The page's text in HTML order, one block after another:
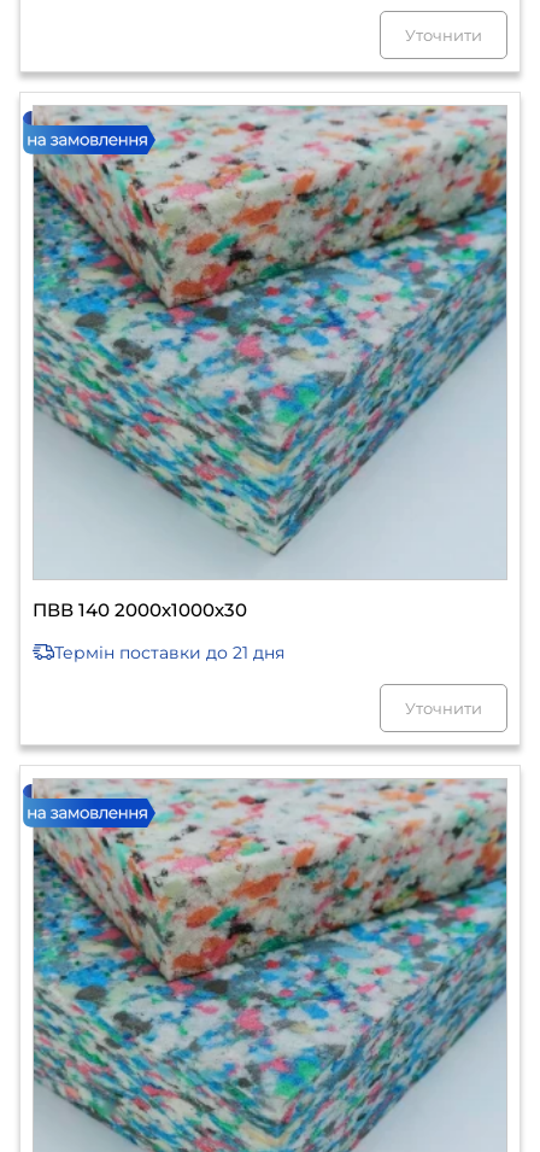
Уточнити
ПВВ 140 2000х1000х30
Термін поставки до 21 дня
Уточнити